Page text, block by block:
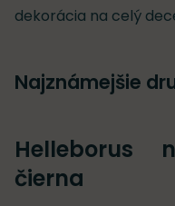
dekorácia na celý
Najznámejšie
Helleborus
čierna